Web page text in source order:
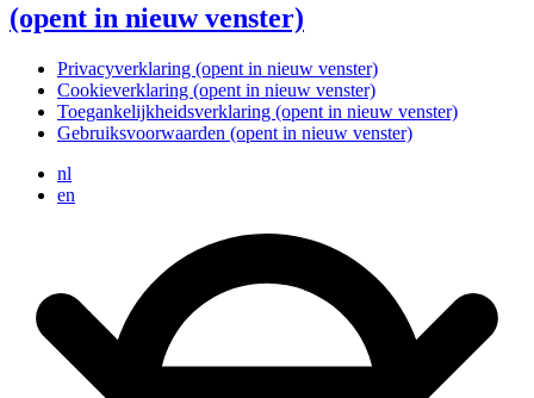
(opent in nieuw venster)
Privacyverklaring (opent in nieuw venster)
Cookieverklaring (opent in nieuw venster)
Toegankelijkheidsverklaring (opent in nieuw venster)
Gebruiksvoorwaarden (opent in nieuw venster)
nl
en